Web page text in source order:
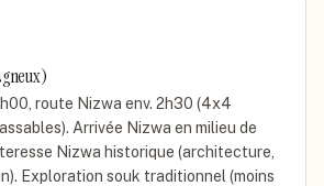
route Nizwa env. 2h30 (4x4
Arrivée Nizwa en milieu de
Nizwa historique (architecture,
Exploration souk traditionnel (moins